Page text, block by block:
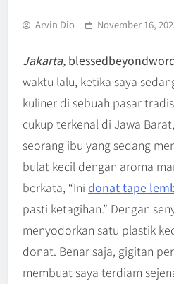
Arvin Dio November 16,
Jakarta,
waktu lalu, ketika saya
kuliner di sebuah pasar
cukup terkenal di Jawa
seorang ibu yang sedang
bulat kecil dengan aroma
berkata, “Ini donat tape
pasti ketagihan.” Dengan
menyodorkan satu plastik
donat. Benar saja, gigitan
membuat saya terdiam